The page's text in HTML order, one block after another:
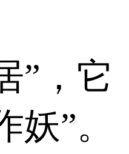
”，它
妖”。